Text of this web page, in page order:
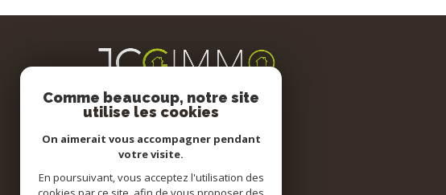
Comme beaucoup, notre site
utilise les cookies
On aimerait vous accompagner pendant
votre visite.
En poursuivant, vous acceptez l'utilisation des